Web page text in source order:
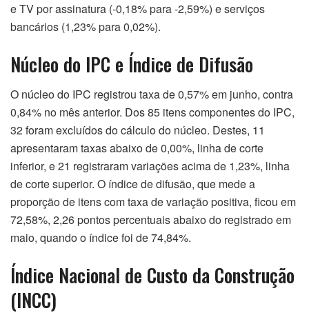
e TV por assinatura (-0,18% para -2,59%) e serviços
bancários (1,23% para 0,02%).
Núcleo do IPC e Índice de Difusão
O núcleo do IPC registrou taxa de 0,57% em junho, contra
0,84% no mês anterior. Dos 85 itens componentes do IPC,
32 foram excluídos do cálculo do núcleo. Destes, 11
apresentaram taxas abaixo de 0,00%, linha de corte
inferior, e 21 registraram variações acima de 1,23%, linha
de corte superior. O índice de difusão, que mede a
proporção de itens com taxa de variação positiva, ficou em
72,58%, 2,26 pontos percentuais abaixo do registrado em
maio, quando o índice foi de 74,84%.
Índice Nacional de Custo da Construção
(INCC)